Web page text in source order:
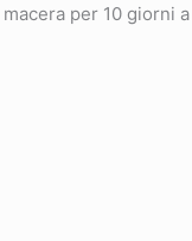
per 10 giorni